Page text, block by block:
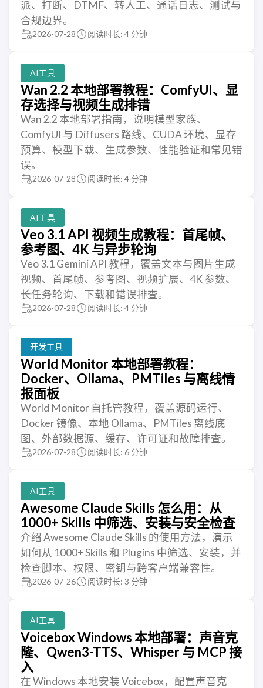
派、打断、DTMF、转人工、通话日志、测试与
合规边界。
2026-07-28 阅读时长: 4 分钟
AI工具
Wan 2.2 本地部署教程：ComfyUI、显
存选择与视频生成排错
Wan 2.2 本地部署指南，说明模型家族、
ComfyUI 与 Diffusers 路线、CUDA 环境、显存
预算、模型下载、生成参数、性能验证和常见错
误。
2026-07-28 阅读时长: 4 分钟
AI工具
Veo 3.1 API 视频生成教程：首尾帧、
参考图、4K 与异步轮询
Veo 3.1 Gemini API 教程，覆盖文本与图片生成
视频、首尾帧、参考图、视频扩展、4K 参数、
长任务轮询、下载和错误排查。
2026-07-28 阅读时长: 4 分钟
开发工具
World Monitor 本地部署教程：
Docker、Ollama、PMTiles 与离线情
报面板
World Monitor 自托管教程，覆盖源码运行、
Docker 镜像、本地 Ollama、PMTiles 离线底
图、外部数据源、缓存、许可证和故障排查。
2026-07-28 阅读时长: 6 分钟
AI工具
Awesome Claude Skills 怎么用：从
1000+ Skills 中筛选、安装与安全检查
介绍 Awesome Claude Skills 的使用方法，演示
如何从 1000+ Skills 和 Plugins 中筛选、安装，并
检查脚本、权限、密钥与跨客户端兼容性。
2026-07-26 阅读时长: 3 分钟
AI工具
Voicebox Windows 本地部署：声音克
隆、Qwen3-TTS、Whisper 与 MCP 接
入
在 Windows 本地安装 Voicebox，配置声音克